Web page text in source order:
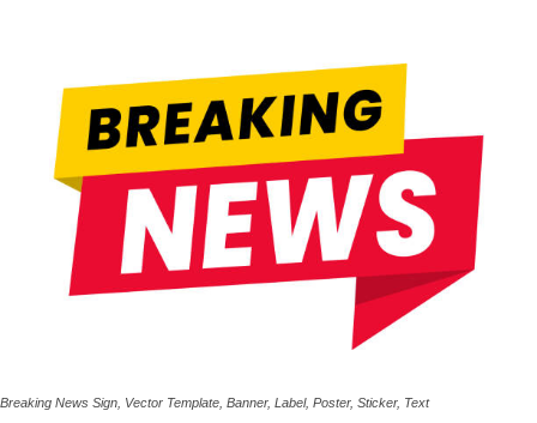
Breaking News Sign, Vector Template, Banner, Label, Poster, Sticker, Text